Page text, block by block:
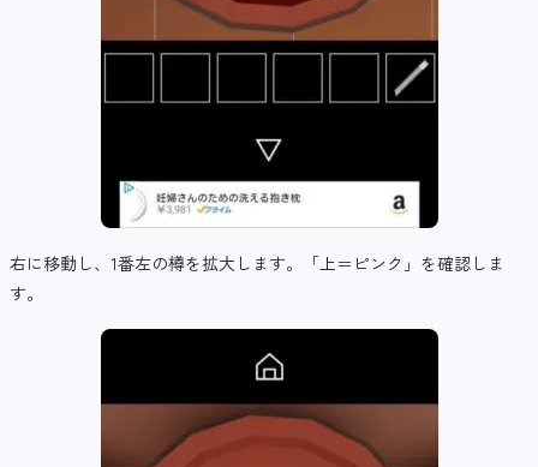
右に移動し、1番左の樽を拡大します。「上＝ピンク」を確認しま
す。